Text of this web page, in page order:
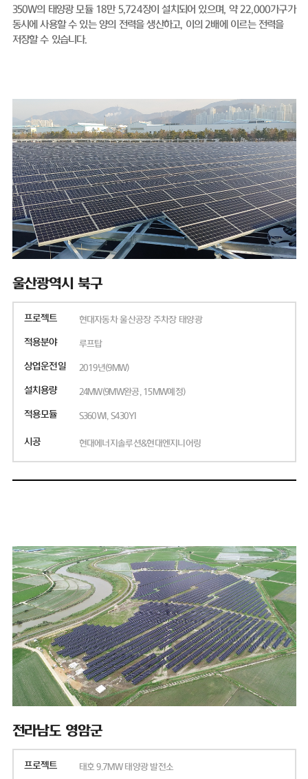
350W의 태양광 모듈 18만 5,724장이 설치되어 있으며, 약 22,000가구가
동시에 사용할 수 있는 양의 전력을 생산하고, 이의 2배에 이르는 전력을
저장할 수 있습니다.
울산광역시 북구
프로젝트 현대자동차 울산공장 주차장 태양광
적용분야 루프탑
상업운전일 2019년(9MW)
설치용량 24MW(9MW완공, 15MW예정)
적용모듈 S360WI, S430YI
시공 현대에너지솔루션&현대엔지니어링
전라남도 영암군
프로젝트 태호 9.7MW 태양광 발전소